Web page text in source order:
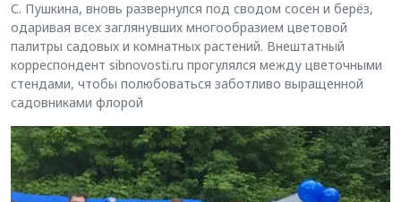
С. Пушкина, вновь развернулся под сводом сосен и берёз,
одаривая всех заглянувших многообразием цветовой
палитры садовых и комнатных растений. Внештатный
корреспондент sibnovosti.ru прогулялся между цветочными
стендами, чтобы полюбоваться заботливо выращенной
садовниками флорой